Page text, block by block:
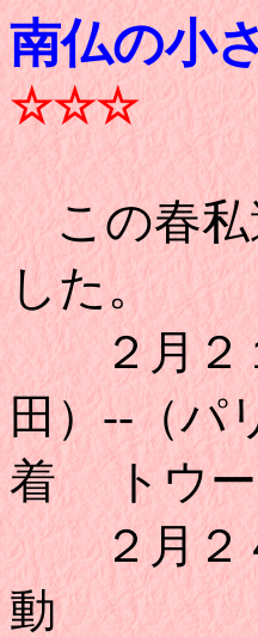
南仏の小
☆☆☆
この春
した。
２月２１
田）--（パ
着 トウー
２月２４